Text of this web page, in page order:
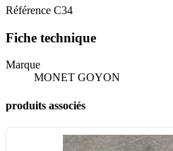
Référence C34
Fiche technique
Marque
MONET GOYON
produits associés